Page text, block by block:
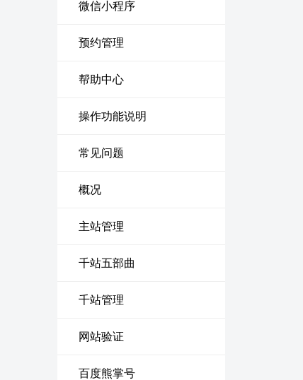
微信小程序
预约管理
帮助中心
操作功能说明
常见问题
概况
主站管理
千站五部曲
千站管理
网站验证
百度熊掌号